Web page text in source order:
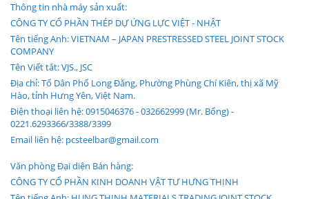
Thông tin nhà máy sản xuất:
CÔNG TY CỔ PHẦN THÉP DỰ ỨNG LỰC VIỆT - NHẬT
Tên tiếng Anh: VIETNAM – JAPAN PRESTRESSED STEEL JOINT STOCK
COMPANY
Tên Viết tắt: VJS., JSC
Địa chỉ: Tổ Dân Phố Long Đằng, Phường Phùng Chí Kiên, thị xã Mỹ
Hào, tỉnh Hưng Yên, Việt Nam.
Điện thoại liên hệ: 0915046376 - 032662999 (Mr. Bổng) -
0221.6293366/3388/3399
Email liên hệ: pcsteelbar@gmail.com
Văn phòng Đại diện Bán hàng:
CÔNG TY CỔ PHẦN KINH DOANH VẬT TƯ HƯNG THỊNH